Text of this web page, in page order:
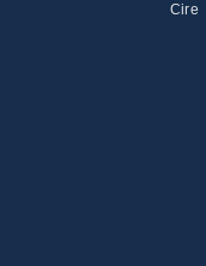
Cire